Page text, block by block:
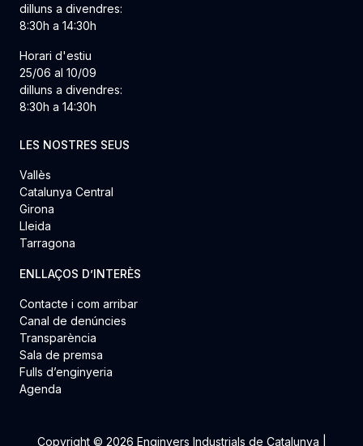
dilluns a divendres:
8:30h a 14:30h
Horari d'estiu
25/06 al 10/09
dilluns a divendres:
8:30h a 14:30h
LES NOSTRES SEUS
Vallès
Catalunya Central
Girona
Lleida
Tarragona
ENLLAÇOS D’INTERÈS
Contacte i com arribar
Canal de denúncies
Transparència
Sala de premsa
Fulls d’enginyeria
Agenda
Copyright © 2026 Enginyers Industrials de Catalunya |